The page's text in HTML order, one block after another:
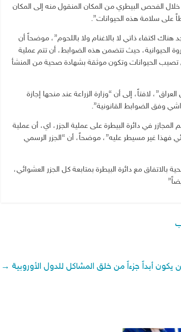
الفحص البيطري من المكان المنقول منه إلى المكان
على سلامة هذه الحيوانات”.
هناك اكتفاء ذاتي لا بالاغنام ولا باللحوم”، موضحاً أن
الحيوانية، حيث تتضمن هذه الضوابط، أن تتم عملية
تصيب الحيوانات وتكون موثقة بشهادة صحية من المنشأ
لافتاً، إلى أن “وزارة الزراعة عند منحها إجازة
وفق الضوابط القانونية”.
في دائرة البيطرة على عملية الجزر، اي، أن عملية
فهذا غير مسيطر عليه”، موضحاً، أن “الجزر الرسمي
مع دائرة البيطرة بمتابعة كل الجزر العشوائي،
يكون أبداً جزءاً من خلق المشاكل للدول الأوروبية →